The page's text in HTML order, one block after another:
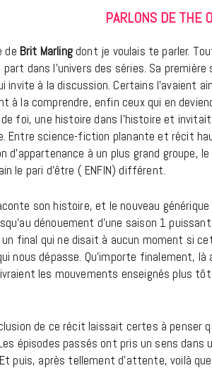
PARLONS DE THE
de Brit Marlingdont je voulais te parler.
dans l’univers des séries. Sa
invite à la discussion. Certains l’avaient
à la comprendre, enfin ceux qui en
foi, une histoire dans l’histoire et invitait,
Entre science-fiction planante et récit
d’appartenance à un plus grand
le pari d’être ( ENFIN) différent.
son histoire, et le nouveau
dénouement d’une saison 1
final qui ne disait à aucun moment si
nous dépasse. Qu’importe finalement,
les mouvements enseignés plus
de ce récit laissait certes à penser
épisodes passés ont pris un sens
puis, après tellement d’attente, voilà